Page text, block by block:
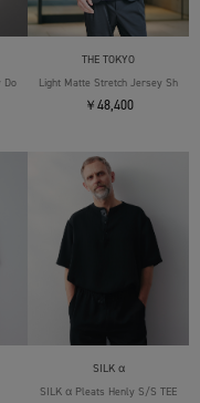
Jacket
THE TOKYO
Light Matte Stretch Jersey Shape
￥48,400
SILK α
SILK α Pleats Henly S/S TEE